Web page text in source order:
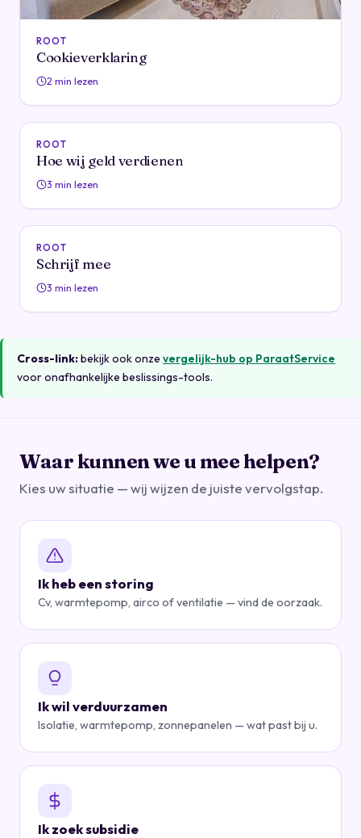
ROOT
Cookieverklaring
2 min lezen
ROOT
Hoe wij geld verdienen
3 min lezen
ROOT
Schrijf mee
3 min lezen
Cross-link:bekijk ook onze vergelijk-hub op ParaatService
voor onafhankelijke beslissings-tools.
Waar kunnen we u mee helpen?
Kies uw situatie — wij wijzen de juiste vervolgstap.
Ik heb een storing
Cv, warmtepomp, airco of ventilatie — vind de oorzaak.
Ik wil verduurzamen
Isolatie, warmtepomp, zonnepanelen — wat past bij u.
Ik zoek subsidie